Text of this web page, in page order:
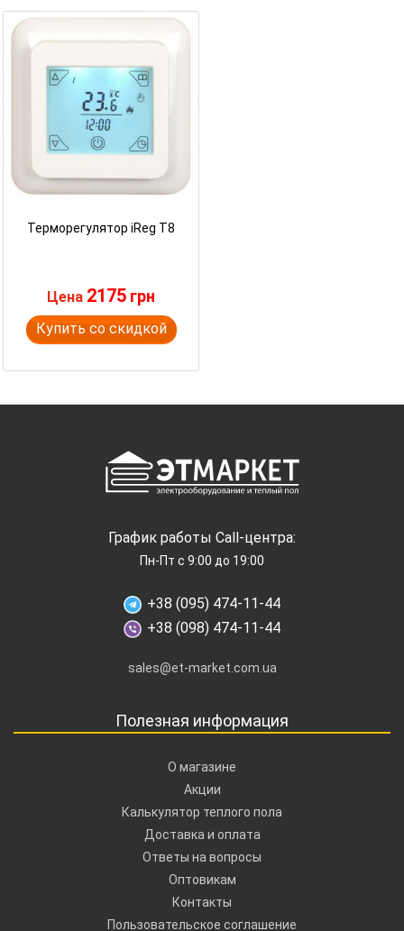
Терморегулятор iReg T8
Цена 2175 грн
Купить со скидкой
График работы Call-центра:
Пн-Пт с 9:00 до 19:00
+38 (095) 474-11-44
+38 (098) 474-11-44
sales@et-market.com.ua
Полезная информация
О магазине
Акции
Калькулятор теплого пола
Доставка и оплата
Ответы на вопросы
Оптовикам
Контакты
Пользовательское соглашение